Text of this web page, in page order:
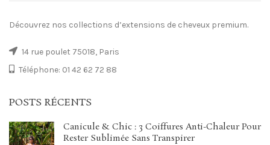
Découvrez nos collections d’extensions de cheveux premium.
14 rue poulet 75018, Paris
Téléphone: 01 42 62 72 88
POSTS RÉCENTS
Canicule & Chic : 3 Coiffures Anti-Chaleur Pour
Rester Sublimée Sans Transpirer